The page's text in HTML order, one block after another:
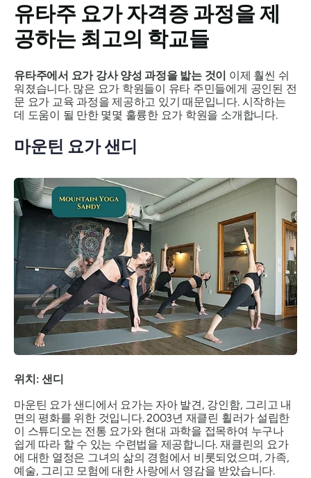
유타주 요가 자격증 과정을 제
공하는 최고의 학교들
유타주에서 요가 강사 양성 과정을 밟는 것이 이제 훨씬 쉬
워졌습니다. 많은 요가 학원들이 유타 주민들에게 공인된 전
문 요가 교육 과정을 제공하고 있기 때문입니다. 시작하는
데 도움이 될 만한 몇몇 훌륭한 요가 학원을 소개합니다.
마운틴 요가 샌디
위치: 샌디
마운틴 요가 샌디에서 요가는 자아 발견, 강인함, 그리고 내
면의 평화를 위한 것입니다. 2003년 재클린 휠러가 설립한
이 스튜디오는 전통 요가와 현대 과학을 접목하여 누구나
쉽게 따라 할 수 있는 수련법을 제공합니다. 재클린의 요가
에 대한 열정은 그녀의 삶의 경험에서 비롯되었으며, 가족,
예술, 그리고 모험에 대한 사랑에서 영감을 받았습니다.